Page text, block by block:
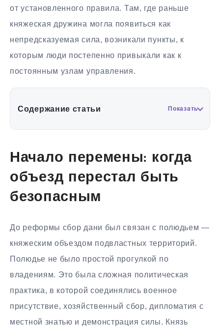
от установленного правила. Там, где раньше
княжеская дружина могла появиться как
непредсказуемая сила, возникали пункты, к
которым люди постепенно привыкали как к
постоянным узлам управления.
Содержание статьи Показать
Начало перемены: когда
объезд перестал быть
безопасным
До реформы сбор дани был связан с полюдьем —
княжеским объездом подвластных территорий.
Полюдье не было простой прогулкой по
владениям. Это была сложная политическая
практика, в которой соединялись военное
присутствие, хозяйственный сбор, дипломатия с
местной знатью и демонстрация силы. Князь